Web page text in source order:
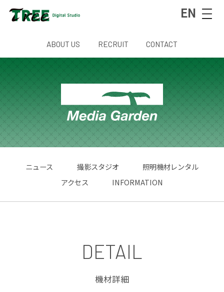
EN
ABOUT US RECRUIT CONTACT
ニュース 撮影スタジオ
照明機材レンタル
アクセス
INFORMATION
DETAIL
機材詳細